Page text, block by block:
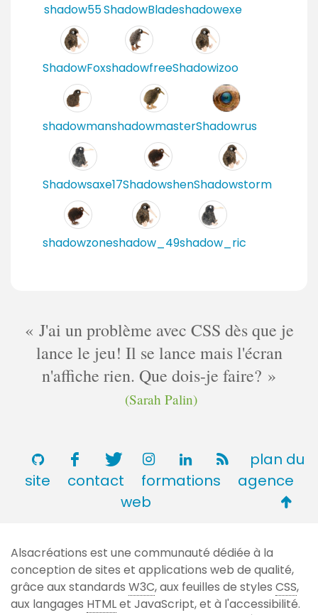
shadow55ShadowBladeshadowexe
ShadowFoxshadowfreeShadowizoo
shadowmanshadowmasterShadowrus
Shadowsaxe17ShadowshenShadowstorm
shadowzoneshadow_49shadow_ric
J'ai un problème avec CSS dès que je
lance le jeu! Il se lance mais l'écran
n'affiche rien. Que dois-je faire?
(Sarah Palin)
plan du
site
contact formations
agence
web
de
page
Alsacréations est une communauté dédiée à la
conception de sites et applications web de qualité,
grâce aux standards W3C, aux feuilles de styles CSS,
aux langages HTMLet JavaScript, et à l'accessibilité.